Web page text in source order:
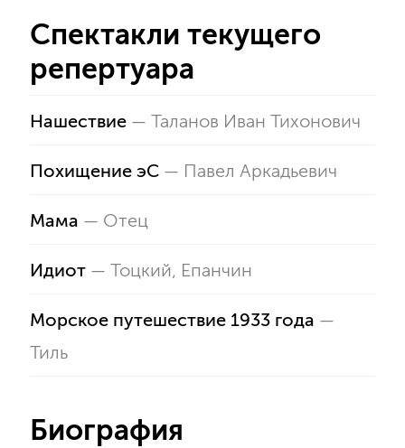
Спектакли текущего
репертуара
Нашествие — Таланов Иван Тихонович
Похищение эС — Павел Аркадьевич
Мама — Отец
Идиот — Тоцкий, Епанчин
Морское путешествие 1933 года —
Тиль
Биография